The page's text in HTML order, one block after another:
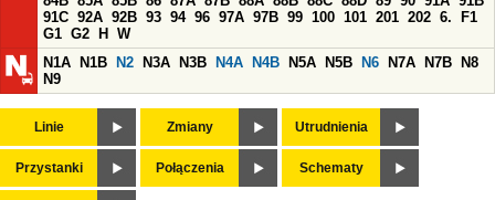
91C 92A 92B 93 94 96 97A 97B 99 100 101 201 202 6.
F1
G1 G2 H
W
N1A
N1B N2 N3A N3B N4A N4B N5A N5B N6 N7A N7B
N8
N9
Linie Zmiany Utrudnienia
Przystanki Połączenia Schematy